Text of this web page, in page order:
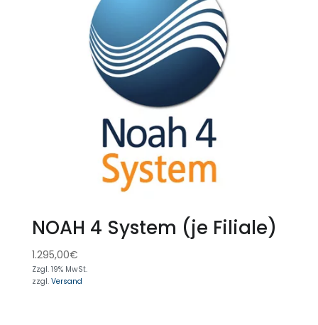
NOAH 4 System (je Filiale)
1.295,00€
Zzgl. 19% MwSt.
zzgl. Versand